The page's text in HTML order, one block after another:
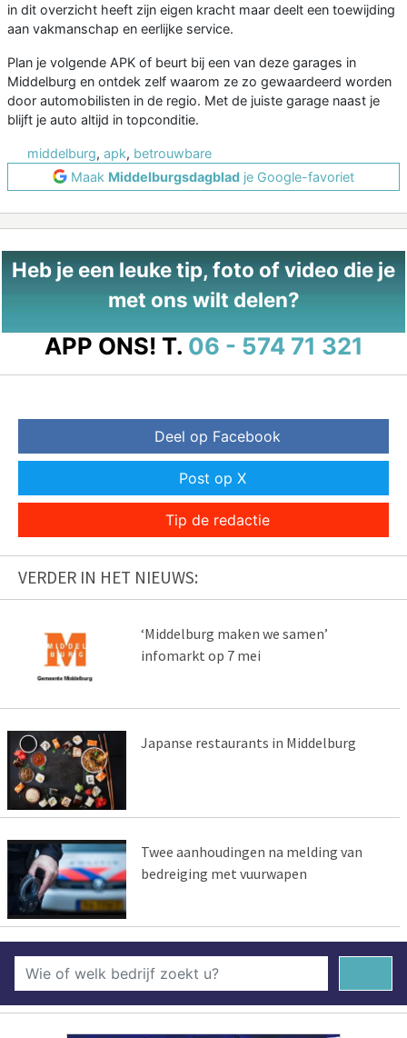
in dit overzicht heeft zijn eigen kracht maar deelt een toewijding
aan vakmanschap en eerlijke service.
Plan je volgende APK of beurt bij een van deze garages in
Middelburg en ontdek zelf waarom ze zo gewaardeerd worden
door automobilisten in de regio. Met de juiste garage naast je
blijft je auto altijd in topconditie.
middelburg, apk, betrouwbare
Maak Middelburgsdagblad je Google-favoriet
Heb je een leuke tip, foto of video die je
met ons wilt delen?
APP ONS! T. 06 - 574 71 321
Deel op Facebook
Post op X
Tip de redactie
VERDER IN HET NIEUWS:
‘Middelburg maken we samen’
infomarkt op 7 mei
Japanse restaurants in Middelburg
Twee aanhoudingen na melding van
bedreiging met vuurwapen